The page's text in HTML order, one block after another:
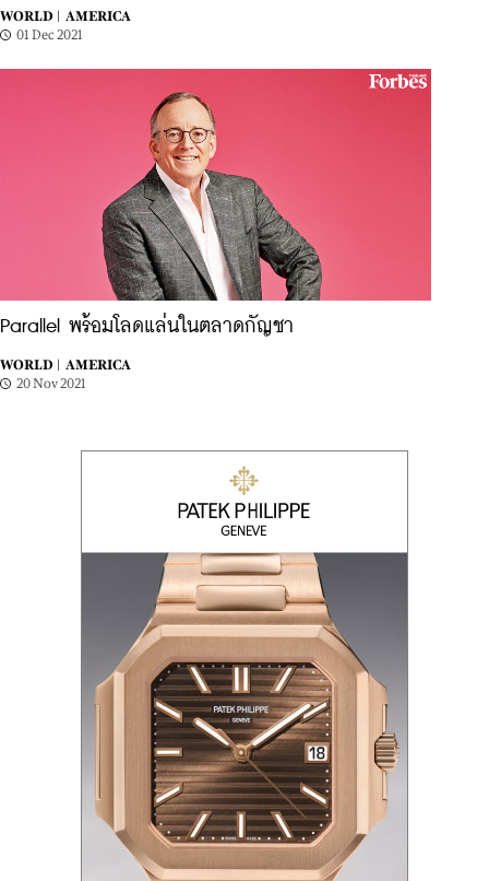
WORLD |
AMERICA
01 Dec 2021
Parallel พร้อมโลดแล่นในตลาดกัญชา
WORLD |
AMERICA
20 Nov 2021